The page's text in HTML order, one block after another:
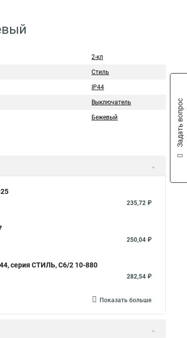
2-кл
Стиль
IP44
Выключатель
Бежевый
235,72 ₽
250,04 ₽
серия СТИЛЬ, С6/2 10-880
282,54 ₽
Показать больше
Задать вопрос